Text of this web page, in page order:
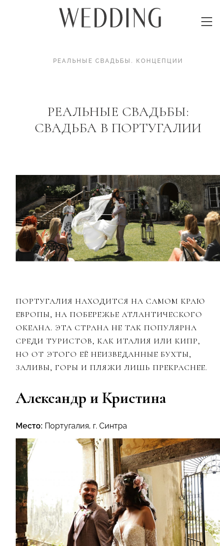
РЕАЛЬНЫЕ СВАДЬБЫ . КОНЦЕПЦИИ
РЕАЛЬНЫЕ СВАДЬБЫ:
СВАДЬБА В ПОРТУГАЛИИ
ПОРТУГАЛИЯ НАХОДИТСЯ НА САМОМ КРАЮ
ЕВРОПЫ, НА ПОБЕРЕЖЬЕ АТЛАНТИЧЕСКОГО
ОКЕАНА. ЭТА СТРАНА НЕ ТАК ПОПУЛЯРНА
СРЕДИ ТУРИСТОВ, КАК ИТАЛИЯ ИЛИ КИПР,
НО ОТ ЭТОГО ЕЁ НЕИЗВЕДАННЫЕ БУХТЫ,
ЗАЛИВЫ, ГОРЫ И ПЛЯЖИ ЛИШЬ ПРЕКРАСНЕЕ.
Александр и Кристина
Место: Португалия, г. Синтра